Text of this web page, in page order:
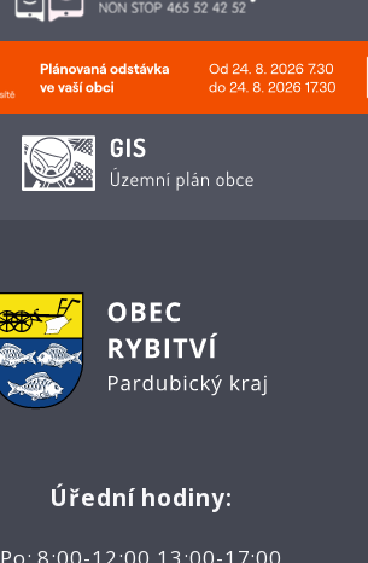
Úřední hodiny: